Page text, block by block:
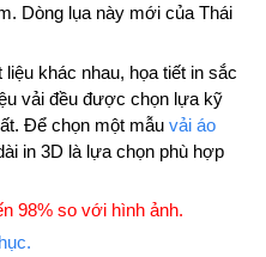
Dòng lụa này mới của Thái
liệu khác nhau, họa tiết in sắc
vải đều được chọn lựa kỹ
Để chọn một mẫu vải áo
in 3D là lựa chọn phù hợp
98% so với hình ảnh.